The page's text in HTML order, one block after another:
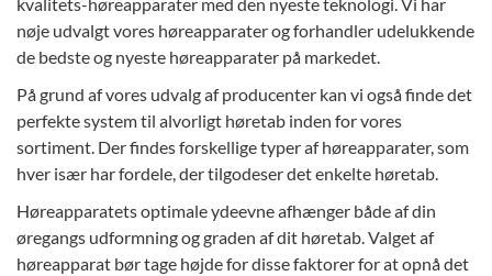
kvalitets-høreapparater med den nyeste teknologi.Vi har
nøje udvalgt vores høreapparater og forhandler udelukkende
de bedste og nyeste høreapparater på markedet.
På grund af vores udvalg af producenter kan vi også finde det
perfekte system til alvorligt høretab inden for vores
sortiment. Der findes forskellige typer af høreapparater, som
hver især har fordele, der tilgodeser det enkelte høretab.
Høreapparatets optimale ydeevne afhænger både af din
øregangs udformning og graden af dit høretab. Valget af
høreapparat bør tage højde for disse faktorer for at opnå det